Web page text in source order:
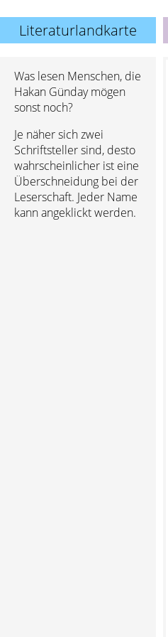
Literaturlandkarte
Was lesen Menschen, die
Hakan Günday mögen
sonst noch?
Je näher sich zwei
Schriftsteller sind, desto
wahrscheinlicher ist eine
Überschneidung bei der
Leserschaft. Jeder Name
kann angeklickt werden.